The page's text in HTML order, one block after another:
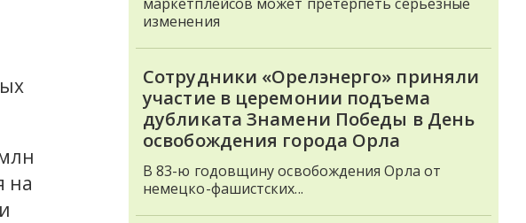
на
изменения
Сотрудники «Орелэнерго» приняли
участие в церемонии подъема
дубликата Знамени Победы в День
освобождения города Орла
В 83-ю годовщину освобождения Орла от
немецко-фашистских...